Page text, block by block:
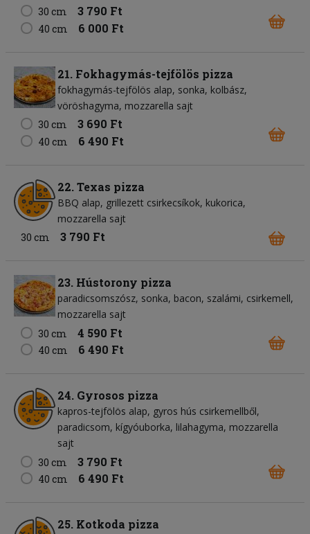
30 cm
3 790 Ft
40 cm 6 000 Ft
21. Fokhagymás-tejfölös pizza
fokhagymás-tejfölös alap sonka kolbász
vöröshagyma mozzarella sajt
30 cm
3 690 Ft
40 cm 6 490 Ft
22. Texas pizza
BBQ alap grillezett csirkecsíkok kukorica
mozzarella sajt
30 cm
3 790 Ft
23. Hústorony pizza
paradicsomszósz sonka bacon szalámi csirkemell
mozzarella sajt
30 cm
4 590 Ft
40 cm 6 490 Ft
24. Gyrosos pizza
kapros-tejfölös alap gyros hús csirkemellből
paradicsom kígyóuborka lilahagyma mozzarella
sajt
30 cm
3 790 Ft
40 cm 6 490 Ft
25. Kotkoda pizza